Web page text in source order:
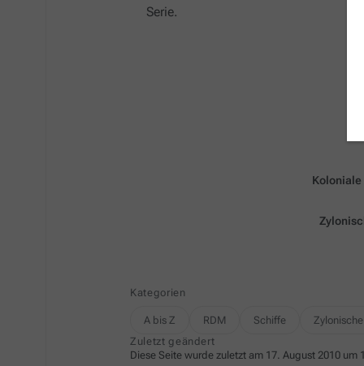
Serie.
Kategorien
A bis Z RDM Schiffe
Zuletzt geändert
Diese Seite wurde zuletzt am 17. August 2010 um